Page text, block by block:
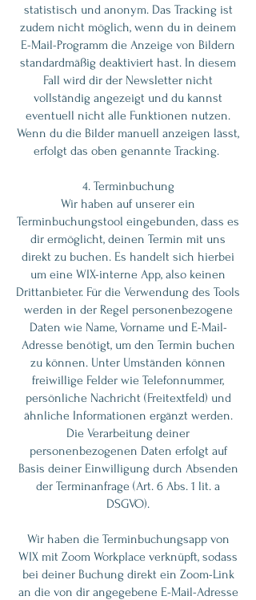
statistisch und anonym. Das Tracking ist
zudem nicht möglich, wenn du in deinem
E-Mail-Programm die Anzeige von Bildern
standardmäßig deaktiviert hast. In diesem
Fall wird dir der Newsletter nicht
vollständig angezeigt und du kannst
eventuell nicht alle Funktionen nutzen.
Wenn du die Bilder manuell anzeigen lässt,
erfolgt das oben genannte Tracking.
4. Terminbuchung
Wir haben auf unserer ein
Terminbuchungstool eingebunden, dass es
dir ermöglicht, deinen Termin mit uns
direkt zu buchen. Es handelt sich hierbei
um eine WIX-interne App, also keinen
Drittanbieter. Für die Verwendung des Tools
werden in der Regel personenbezogene
Daten wie Name, Vorname und E-Mail-
Adresse benötigt, um den Termin buchen
zu können. Unter Umständen können
freiwillige Felder wie Telefonnummer,
persönliche Nachricht (Freitextfeld) und
ähnliche Informationen ergänzt werden.
Die Verarbeitung deiner
personenbezogenen Daten erfolgt auf
Basis deiner Einwilligung durch Absenden
der Terminanfrage (Art. 6 Abs. 1 lit. a
DSGVO).
Wir haben die Terminbuchungsapp von
WIX mit Zoom Workplace verknüpft, sodass
bei deiner Buchung direkt ein Zoom-Link
an die von dir angegebene E-Mail-Adresse